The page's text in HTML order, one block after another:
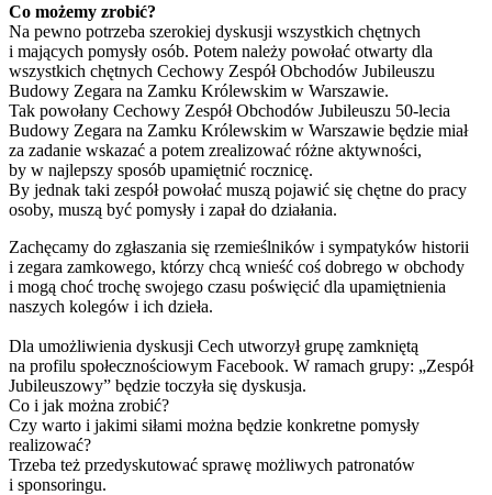
Co możemy zrobić?
Na pewno potrzeba szerokiej dyskusji wszystkich chętnych
i mających pomysły osób. Potem należy powołać otwarty dla
wszystkich chętnych Cechowy Zespół Obchodów Jubileuszu
Budowy Zegara na Zamku Królewskim w Warszawie.
Tak powołany Cechowy Zespół Obchodów Jubileuszu 50-lecia
Budowy Zegara na Zamku Królewskim w Warszawie będzie miał
za zadanie wskazać a potem zrealizować różne aktywności,
by w najlepszy sposób upamiętnić rocznicę.
By jednak taki zespół powołać muszą pojawić się chętne do pracy
osoby, muszą być pomysły i zapał do działania.
Zachęcamy do zgłaszania się rzemieślników i sympatyków historii
i zegara zamkowego, którzy chcą wnieść coś dobrego w obchody
i mogą choć trochę swojego czasu poświęcić dla upamiętnienia
naszych kolegów i ich dzieła.
Dla umożliwienia dyskusji Cech utworzył grupę zamkniętą
na profilu społecznościowym Facebook. W ramach grupy: „Zespół
Jubileuszowy” będzie toczyła się dyskusja.
Co i jak można zrobić?
Czy warto i jakimi siłami można będzie konkretne pomysły
realizować?
Trzeba też przedyskutować sprawę możliwych patronatów
i sponsoringu.